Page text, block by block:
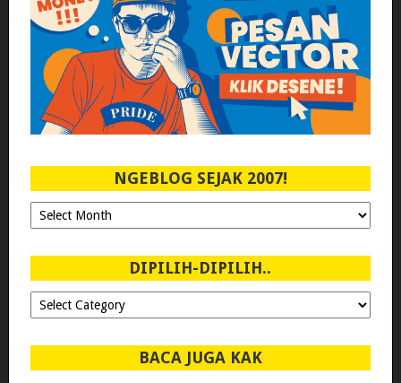
NGEBLOG SEJAK 2007!
Ngeblog
Sejak
DIPILIH-DIPILIH..
Dipilih-
dipilih..
BACA JUGA KAK